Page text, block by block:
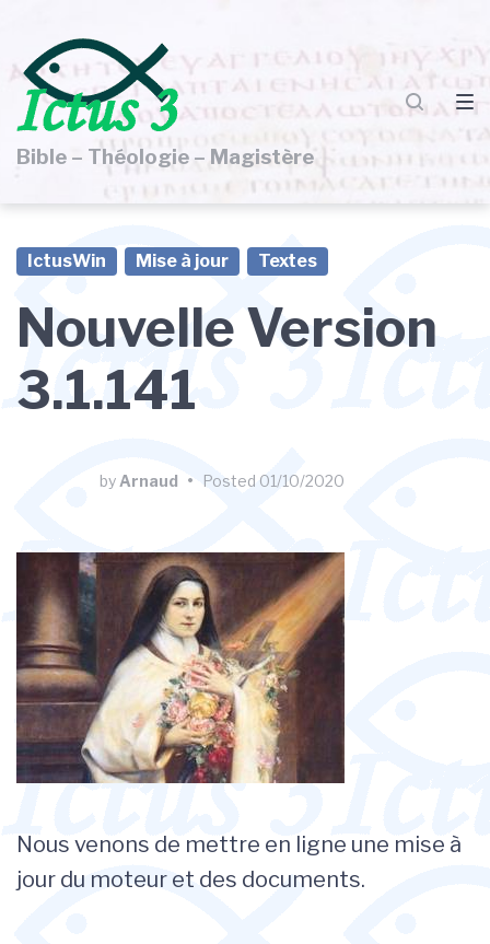
main
navigation
content
footer
Bible – Théologie – Magistère
IctusWin Mise à jour Textes
Nouvelle Version
3.1.141
by Arnaud • Posted 01/10/2020
Nous venons de mettre en ligne une mise à
jour du moteur et des documents.